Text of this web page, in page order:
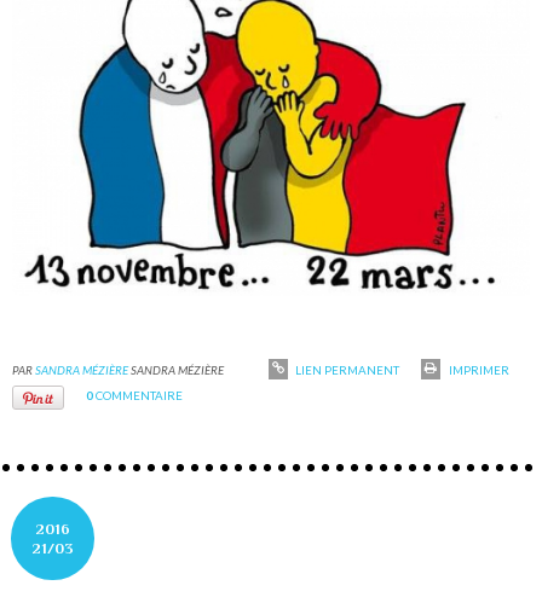
PARSANDRA MÉZIÈRESANDRA MÉZIÈRE LIEN PERMANENT
IMPRIMER
0COMMENTAIRE
2016
21/03